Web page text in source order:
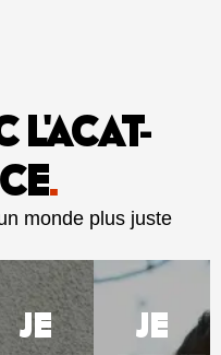
L'ACAT-
.
monde plus juste
.
JE
JE